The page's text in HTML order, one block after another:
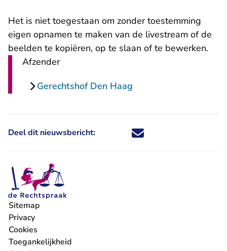
Het is niet toegestaan om zonder toestemming
eigen opnamen te maken van de livestream of de
beelden te kopiëren, op te slaan of te bewerken.
Afzender
Gerechtshof Den Haag
Deel dit nieuwsbericht: Deel dit nieuwsbericht via X -
Deel dit nieuwsbericht via
Deel dit nieuwsbericht
Deel dit
Sitemap
Privacy
Cookies
Toegankelijkheid